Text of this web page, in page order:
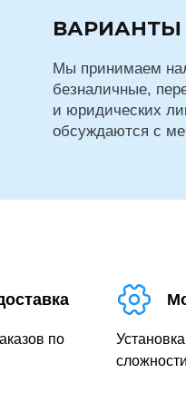
Мы принимаем
безналичные,
и юридических
обсуждаются с
по
сложности